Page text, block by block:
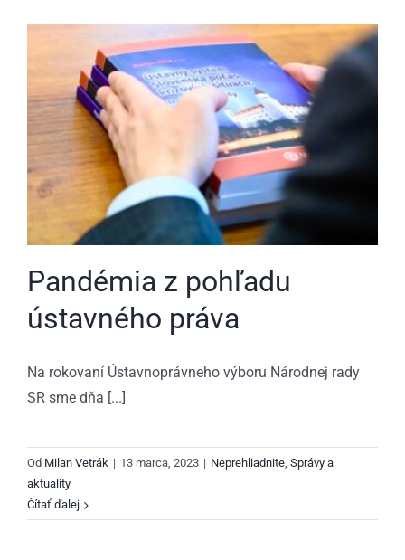
Pandémia z pohľadu
ústavného práva
Na rokovaní Ústavnoprávneho výboru Národnej rady
SR sme dňa [...]
Od Milan Vetrák | 13 marca, 2023 | Neprehliadnite, Správy a
aktuality
Čítať ďalej